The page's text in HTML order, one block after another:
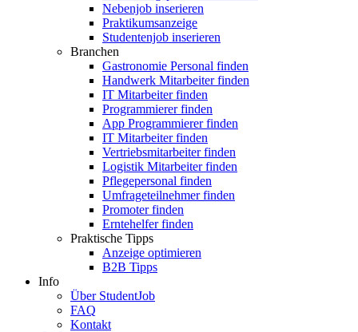
Nebenjob inserieren
Praktikumsanzeige
Studentenjob inserieren
Branchen
Gastronomie Personal finden
Handwerk Mitarbeiter finden
IT Mitarbeiter finden
Programmierer finden
App Programmierer finden
IT Mitarbeiter finden
Vertriebsmitarbeiter finden
Logistik Mitarbeiter finden
Pflegepersonal finden
Umfrageteilnehmer finden
Promoter finden
Erntehelfer finden
Praktische Tipps
Anzeige optimieren
B2B Tipps
Info
Über StudentJob
FAQ
Kontakt